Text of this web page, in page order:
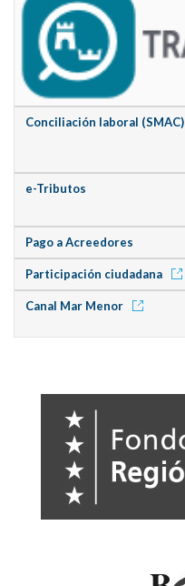
Conciliación laboral (SMAC)
e-Tributos
Pago a Acreedores
Participación ciudadana
Canal Mar Menor